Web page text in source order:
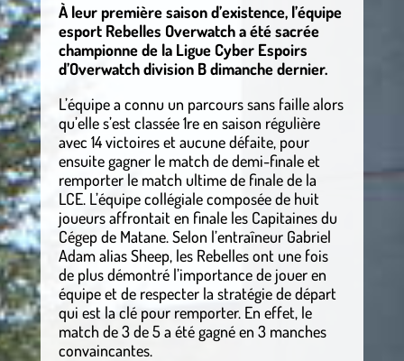
À leur première saison d’existence, l’équipe
esport Rebelles Overwatch a été sacrée
championne de la Ligue Cyber Espoirs
d’Overwatch division B dimanche dernier.
L’équipe a connu un parcours sans faille alors
qu’elle s’est classée 1re en saison régulière
avec 14 victoires et aucune défaite, pour
ensuite gagner le match de demi-finale et
remporter le match ultime de finale de la
LCE. L’équipe collégiale composée de huit
joueurs affrontait en finale les Capitaines du
Cégep de Matane. Selon l’entraîneur Gabriel
Adam alias Sheep, les Rebelles ont une fois
de plus démontré l’importance de jouer en
équipe et de respecter la stratégie de départ
qui est la clé pour remporter. En effet, le
match de 3 de 5 a été gagné en 3 manches
convaincantes.